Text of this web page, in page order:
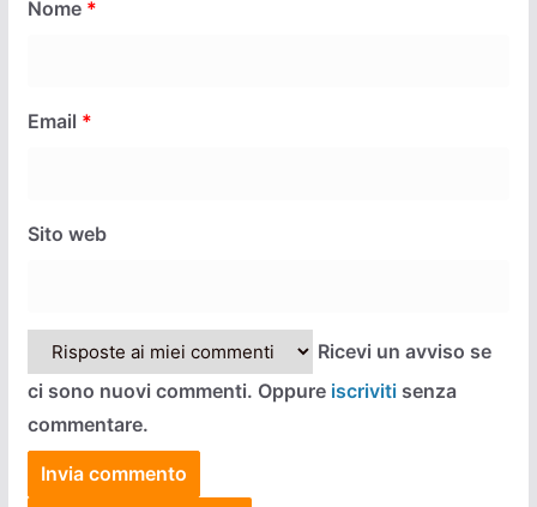
Nome *
Email *
Sito web
Ricevi un avviso se
ci sono nuovi commenti. Oppure iscrivitisenza
commentare.